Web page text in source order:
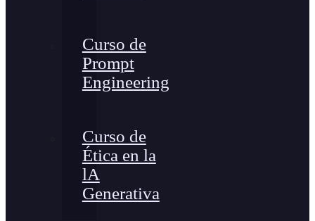
Curso de
Prompt
Engineering
Curso de
Ética en la
lA
Generativa